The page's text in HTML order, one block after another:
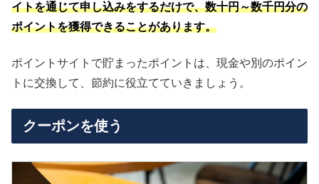
イトを通じて申し込みをするだけで、数十円～数千円分の
ポイントを獲得できることがあります。
ポイントサイトで貯まったポイントは、現金や別のポイン
トに交換して、節約に役立てていきましょう。
クーポンを使う